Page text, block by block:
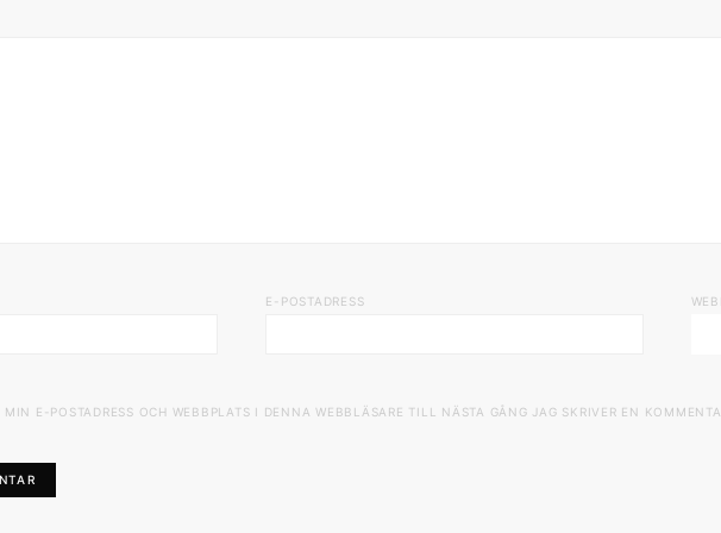
E-POSTADRESS
E-POSTADRESS OCH WEBBPLATS I DENNA WEBBLÄSARE TILL NÄSTA GÅNG JAG SKRIVER EN